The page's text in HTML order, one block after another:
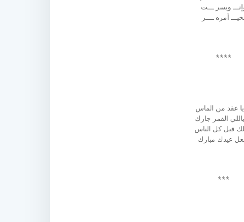
ويسر ـــت
أمره ــــر
****
يا عقد من الماس
ياللي القمر جارك
قبل كل الناس
عيدك مبارك
***